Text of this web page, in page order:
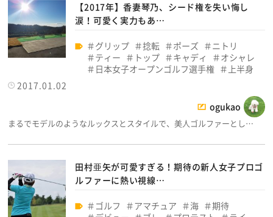
【2017年】香妻琴乃、シード権を失い悔し
涙！可愛く実力もあ…
グリップ 捻転 ポーズ
ニトリ
ティー
トップ キャディ
オシャレ
日本女子オープンゴルフ選手権
上半身
2017.01.02
ogukao
まるでモデルのようなルックスとスタイルで、美人ゴルファーとし…
田村亜矢が可愛すぎる！期待の新人女子プロゴ
ルファーに熱い視線…
ゴルフ アマチュア 海
期待